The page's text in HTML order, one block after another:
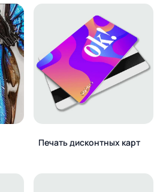
Печать дисконтных карт